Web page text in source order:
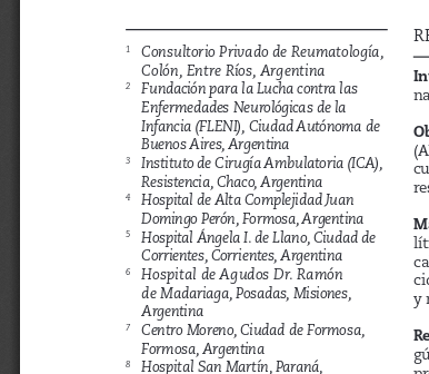
y
1 Consultorio Privado de Reumatología,
Colón, Entre Ríos, Argentina
2 Fundación para la Lucha contra las
Enfermedades Neurológicas de la
Infancia (FLENI), Ciudad Autónoma de
Buenos Aires, Argentina
3 Instituto de Cirugía Ambulatoria (ICA),
Resistencia, Chaco, Argentina
4 Hospital de Alta Complejidad Juan
Domingo Perón, Formosa, Argentina
5 Hospital Ángela I. de Llano, Ciudad de
Corrientes, Corrientes, Argentina
6 Hospital de Agudos Dr. Ramón
de Madariaga, Posadas, Misiones,
Argentina
7 Centro Moreno, Ciudad de Formosa,
Formosa, Argentina
8 Hospital San Martín, Paraná,